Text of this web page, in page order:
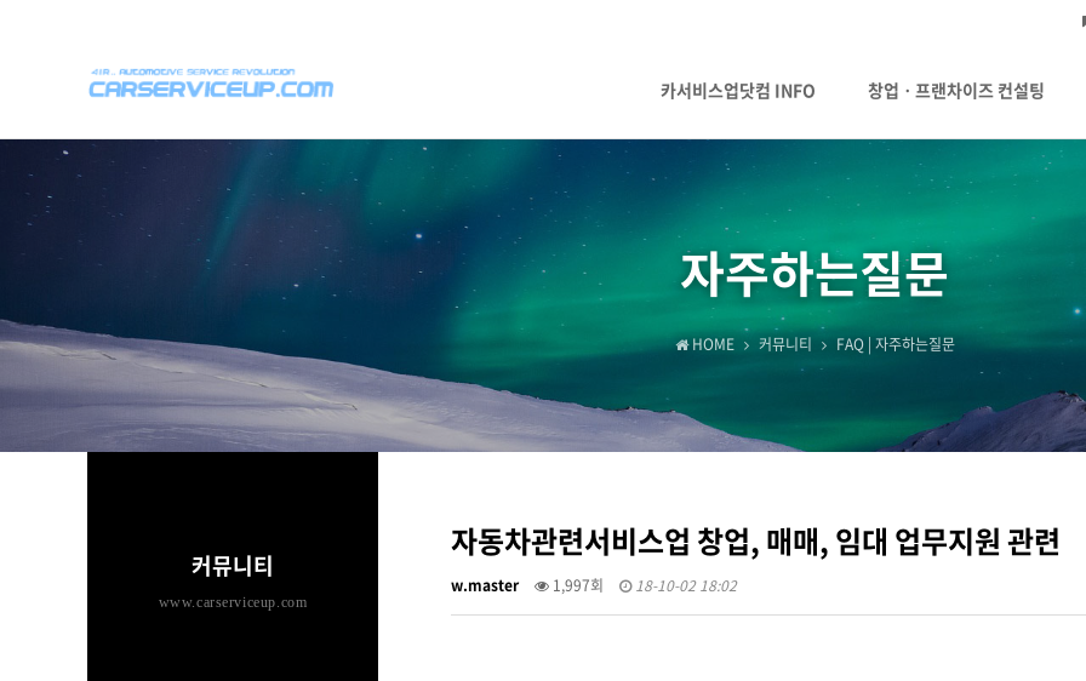
카서비스업닷컴 INFO 창업ㆍ프랜차이즈 컨설팅
자주하는질문
HOME 커뮤니티 FAQ | 자주하는질문
자동차관련서비스업 창업, 매매, 임대 업무지원 관련
w.master 1,997회 18-10-02 18:02
커뮤니티
www.carserviceup.com